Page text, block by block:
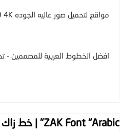
مواقع لتحميل صور عاليه الجوده HD 4K
افضل الخطوط العربية للمصممين -
ZAK Font "Arabic" | خط زاك - مجانا